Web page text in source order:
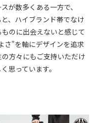
が数多くある一方で、
、ハイブランド帯でなけ
のに出会えないと感じて
さ"を軸にデザインを追求
方々にもご支持いただけ
思っています。